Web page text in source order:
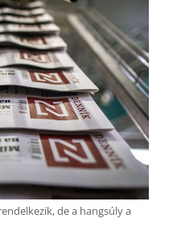
de a hangsúly a